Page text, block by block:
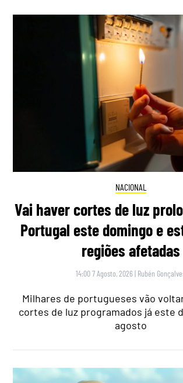
NACIONAL
Vai haver cortes de luz
Portugal este domingo e
regiões afetadas
14:00 7 Agosto, 2026 | Rubén
Milhares de portugueses vão
cortes de luz programados já este
agosto